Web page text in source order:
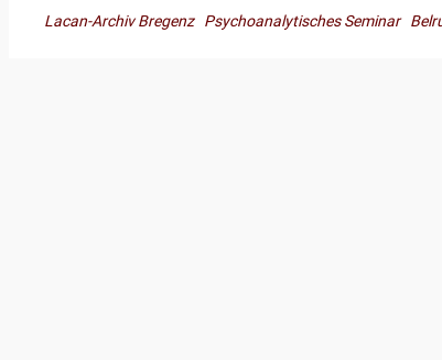
Lacan-Archiv Bregenz Psychoanalytisches Seminar